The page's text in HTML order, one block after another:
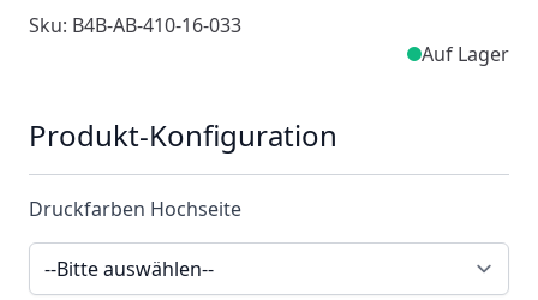
Sku: B4B-AB-410-16-033
Auf Lager
Produkt-Konfiguration
Druckfarben Hochseite